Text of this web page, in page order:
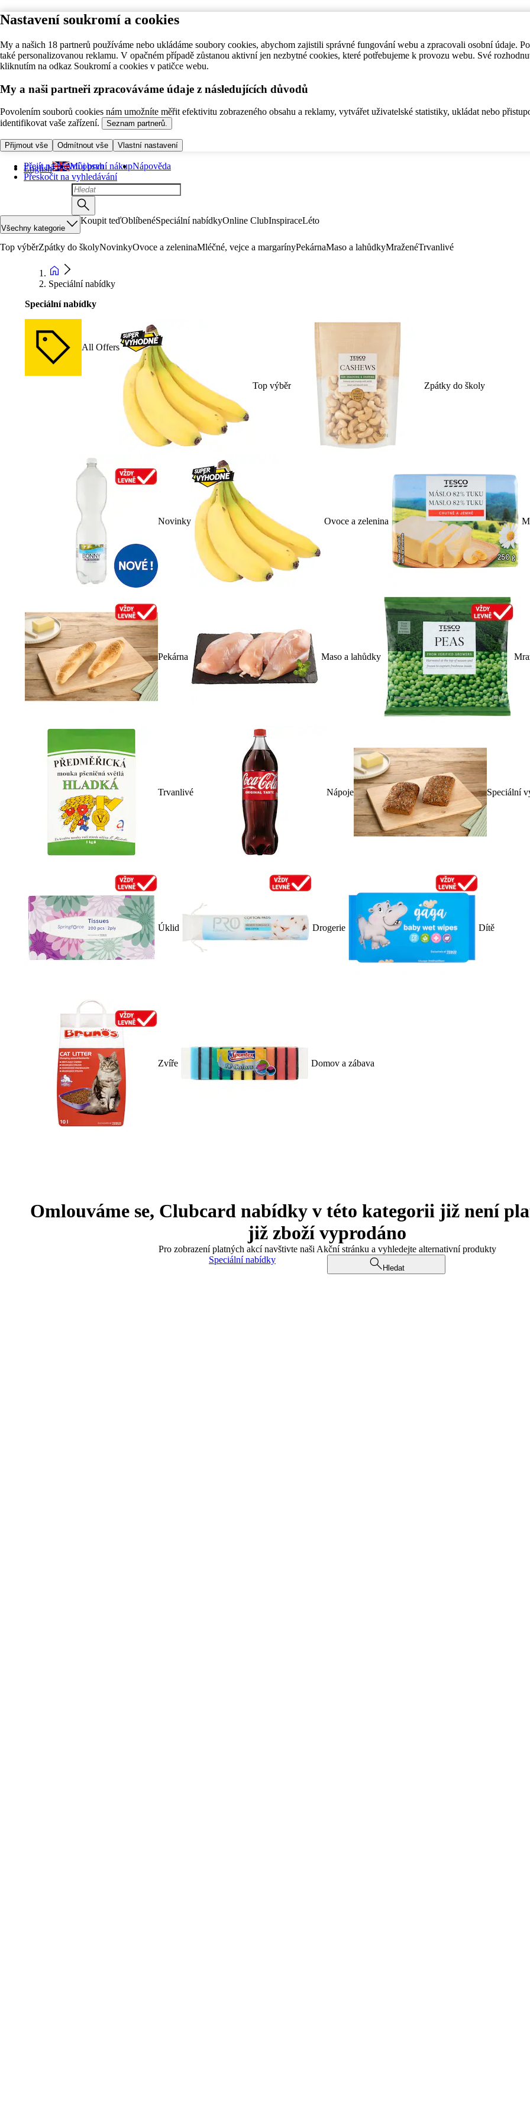
Nastavení soukromí a cookies
My a našich 18 partnerů používáme nebo ukládáme soubory cookies, abychom zajistili správné fungování webu a zpracovali osobní údaje.
také personalizovanou reklamu. V opačném případě zůstanou aktivní jen nezbytné cookies, které potřebujeme k provozu webu. Své
kliknutím na odkaz Soukromí a cookies v patičce webu.
My a naši partneři zpracováváme údaje z následujících důvodů
Povolením souborů cookies nám umožníte měřit efektivitu zobrazeného obsahu a reklamy, vytvářet uživatelské statistiky, ukládat nebo
identifikovat vaše zařízení.
Seznam partnerů.
Přijmout vše Odmítnout vše Vlastní nastavení
Přejít na hlavní obsah
Přeskočit na vyhledávání
English Můj první nákupNápověda
Všechny kategorie
Koupit teďOblíbenéSpeciální nabídkyOnline ClubInspiraceLéto
Top výběrZpátky do školyNovinkyOvoce a zeleninaMléčné, vejce a margarínyPekárnaMaso a lahůdkyMraženéTrvanlivé
Speciální nabídky
Speciální nabídky
All Offers
Top výběr Zpátky do školy
Novinky Ovoce a zelenina
Pekárna Maso a lahůdky
Trvanlivé Nápoje Speciální
Úklid Drogerie Dítě
Zvíře Domov a zábava
Omlouváme se, Clubcard nabídky v této kategorii již není
již zboží vyprodáno
Pro zobrazení platných akcí navštivte naši Akční stránku a vyhledejte alternativní produkty
Speciální nabídky
Hledat